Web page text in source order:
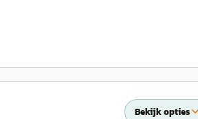
Bekijk opties